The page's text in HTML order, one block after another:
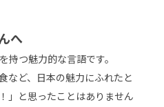
へ
持つ魅力的な言語です。
など、日本の魅力にふれたと
」と思ったことはありません